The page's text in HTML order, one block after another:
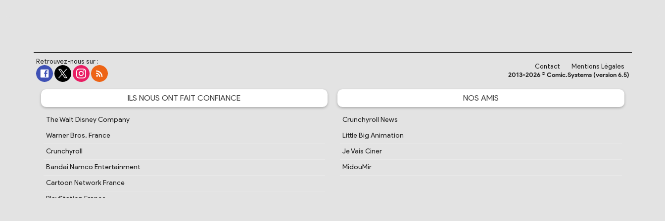
Retrouvez-nous sur :
Contact
Mentions Légales
2013-2026 © Comic.Systems (version 6.5)
ILS NOUS ONT FAIT CONFIANCE
The Walt Disney Company
Warner Bros. France
Crunchyroll
Bandai Namco Entertainment
Cartoon Network France
PlayStation France
NOS AMIS
Crunchyroll News
Little Big Animation
Je Vais Ciner
MidouMir